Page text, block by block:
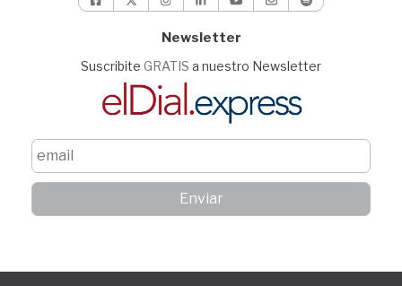
Newsletter
Suscribite GRATIS a nuestro Newsletter